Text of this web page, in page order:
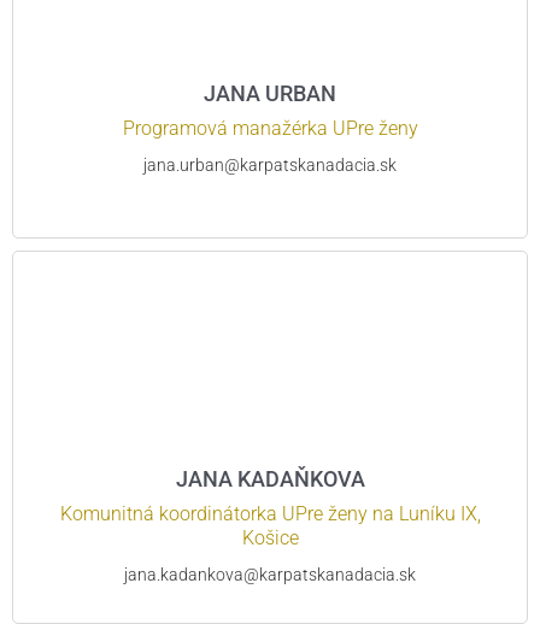
JANA URBAN
Programová manažérka UPre ženy
jana.urban@karpatskanadacia.sk
JANA KADAŇKOVA
Komunitná koordinátorka UPre ženy na Luníku IX,
Košice
jana.kadankova@karpatskanadacia.sk